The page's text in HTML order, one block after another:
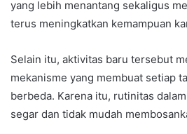
yang lebih menantang sekaligus
terus meningkatkan kemampuan
Selain itu, aktivitas baru tersebut
mekanisme yang membuat setiap
berbeda. Karena itu, rutinitas
segar dan tidak mudah